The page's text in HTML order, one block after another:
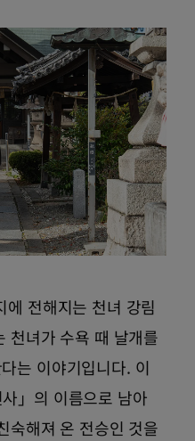
에 전해지는 천녀 강림
천녀가 수욕 때 날개를
는 이야기입니다. 이
」의 이름으로 남아
숙해져 온 전승인 것을